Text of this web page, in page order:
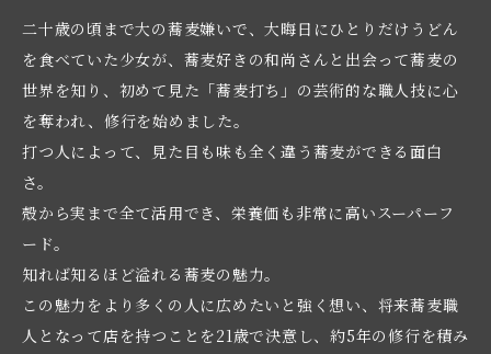
二十歳の頃まで大の蕎麦嫌いで、大晦日にひとりだけうどん
を食べていた少女が、蕎麦好きの和尚さんと出会って蕎麦の
世界を知り、初めて見た「蕎麦打ち」の芸術的な職人技に心
を奪われ、修行を始めました。
打つ人によって、見た目も味も全く違う蕎麦ができる面白
さ。
殻から実まで全て活用でき、栄養価も非常に高いスーパーフ
ード。
知れば知るほど溢れる蕎麦の魅力。
この魅力をより多くの人に広めたいと強く想い、将来蕎麦職
人となって店を持つことを21歳で決意し、約5年の修行を積み